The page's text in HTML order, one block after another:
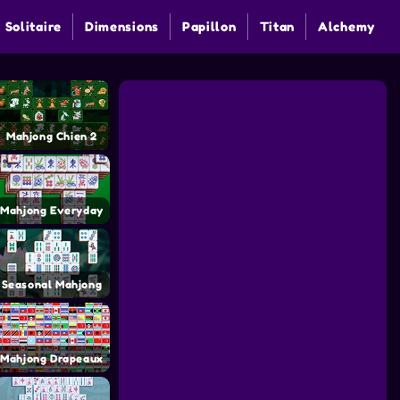
Solitaire Dimensions Papillon Titan Alchemy
Mahjong Chien 2
Mahjong Everyday
Seasonal Mahjong
Mahjong Drapeaux